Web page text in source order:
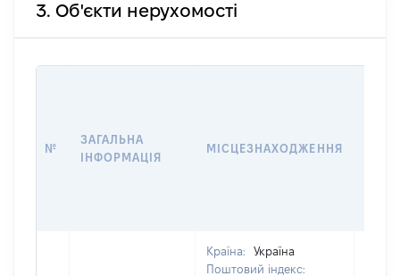
3. Об'єкти нерухомості
№
ЗАГАЛЬНА
ІНФОРМАЦІЯ
МІСЦЕЗНАХОДЖЕННЯ
Країна:
Україна
Поштовий індекс: